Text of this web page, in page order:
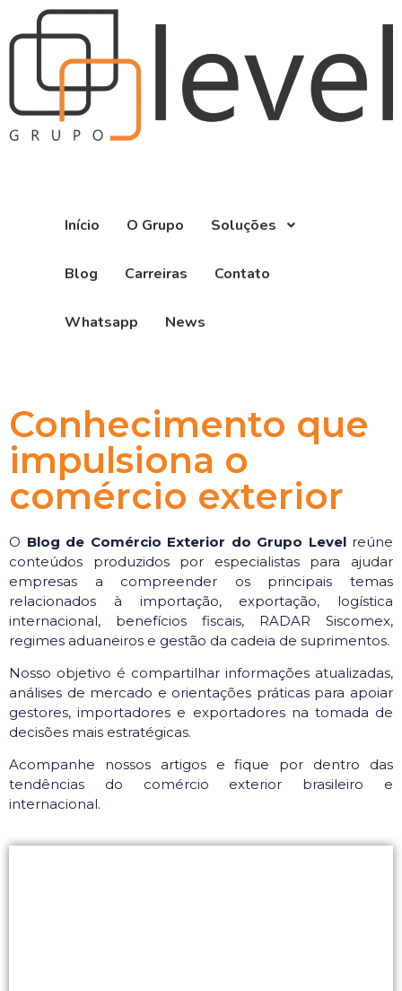
Início O Grupo Soluções
Blog Carreiras Contato
Whatsapp News
Conhecimento que
impulsiona o
comércio exterior
O Blog de Comércio Exterior do Grupo Levelreúne
conteúdos produzidos por especialistas para ajudar
empresas a compreender os principais temas
relacionados à importação, exportação, logística
internacional, benefícios fiscais, RADAR Siscomex,
regimes aduaneiros e gestão da cadeia de suprimentos.
Nosso objetivo é compartilhar informações atualizadas,
análises de mercado e orientações práticas para apoiar
gestores, importadores e exportadores na tomada de
decisões mais estratégicas.
Acompanhe nossos artigos e fique por dentro das
tendências do comércio exterior brasileiro e
internacional.